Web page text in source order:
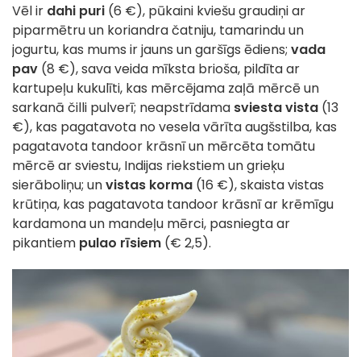
Vēl ir dahi puri (6 €), pūkaini kviešu graudiņi ar
piparmētru un koriandra čatniju, tamarindu un
jogurtu, kas mums ir jauns un garšīgs ēdiens; vada
pav (8 €), sava veida mīksta brioša, pildīta ar
kartupeļu kukulīti, kas mērcējama zaļā mērcē un
sarkanā čilli pulverī; neapstrīdama sviesta vista (13
€), kas pagatavota no vesela vārīta augšstilba, kas
pagatavota tandoor krāsnī un mērcēta tomātu
mērcē ar sviestu, Indijas riekstiem un grieķu
sierāboliņu; unvistas korma (16 €), skaista vistas
krūtiņa, kas pagatavota tandoor krāsnī ar krēmīgu
kardamona un mandeļu mērci, pasniegta ar
pikantiem pulao rīsiem (€ 2,5).